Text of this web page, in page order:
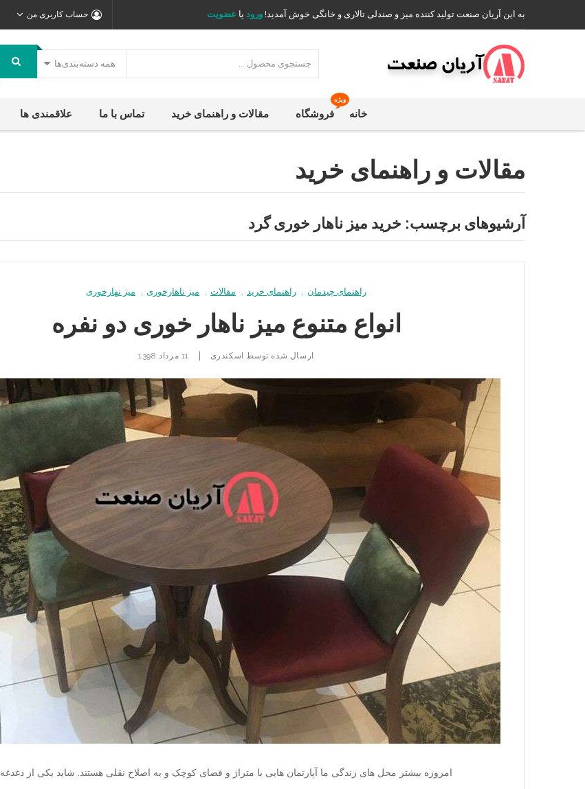
به این آریان صنعت تولید کننده میز و صندلی تالاری و خانگی خوش آمدید! ورود یا عضویت حساب کاربری من
همه دسته‌بندی‌ها
خانه فروشگاه
ویژه
مقالات و راهنمای خرید تماس با ما علاقمندی ها
مقالات و راهنمای خرید
آرشیوهای برچسب: خرید میز ناهار خوری گرد
راهنمای چیدمان راهنمای خرید مقالات میز ناهارخوری میز نهارخوری
انواع متنوع میز ناهار خوری دو نفره
ارسال شده توسط اسکندری 11 مرداد 1398
امروزه بیشتر محل­ های زندگی ما آپارتمان­ هایی با متراژ و فضای کوچک و به اصلاح نقلی هستند. شاید یکی از دغدغه­